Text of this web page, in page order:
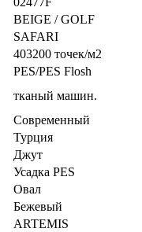
BEIGE / GOLF
SAFARI
403200 точек/м2
PES/PES Flosh
тканый машин.
Современный
Турция
Джут
Усадка PES
Овал
Бежевый
ARTEMIS